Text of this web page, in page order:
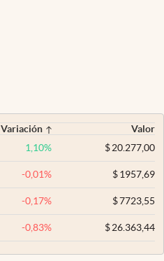
Variación
Valor
1,10% $20.277,00
-0,01% $1957,69
-0,17% $7723,55
-0,83% $26.363,44